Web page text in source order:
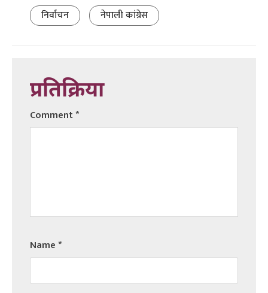
निर्वाचन
नेपाली कांग्रेस
प्रतिक्रिया
Comment*
Name*